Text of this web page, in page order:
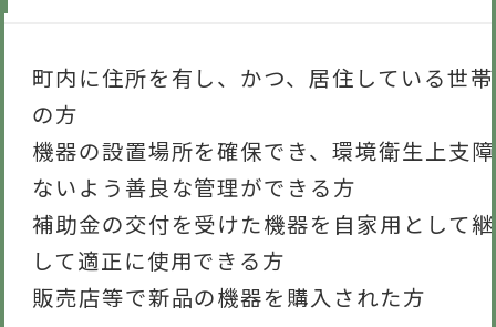
町内に住所を有し、かつ、居住している世
の方
機器の設置場所を確保でき、環境衛生上支
ないよう善良な管理ができる方
補助金の交付を受けた機器を自家用として
して適正に使用できる方
販売店等で新品の機器を購入された方